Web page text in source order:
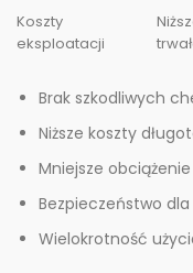
Koszty
eksploatacji
Brak szkodliwych
Niższe koszty
Mniejsze
Bezpieczeństwo
Wielokrotność